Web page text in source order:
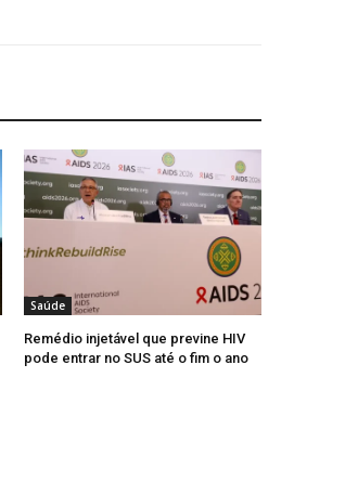
Saúde
Remédio injetável que previne HIV
pode entrar no SUS até o fim o ano